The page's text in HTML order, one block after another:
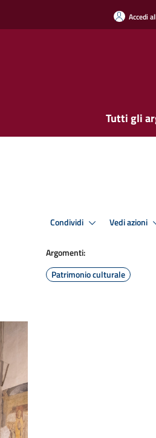
Accedi
Tutti gli
Condividi Vedi azioni
Argomenti:
Patrimonio culturale